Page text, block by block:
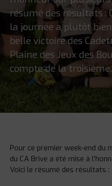
résumé des résultats :
la journée a plutôt
belle victoire des
Plaine des Jeux des
compte de la
Pour ce premier week-end du
du CA Brive a été mise à
Voici le résumé des résultats :